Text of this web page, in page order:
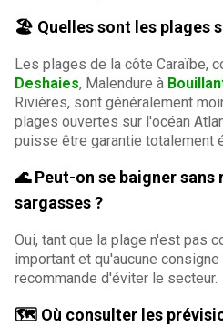
🏖️ Quelles sont les plages
Les plages de la côte Caraïbe,
Deshaies, Malendure à
Rivières, sont généralement
plages ouvertes sur l'océan
puisse être garantie totalement
🌊 Peut-on se baigner sans
sargasses ?
Oui, tant que la plage n'est pas
important et qu'aucune
recommande d'éviter le secteur.
🗺️ Où consulter les